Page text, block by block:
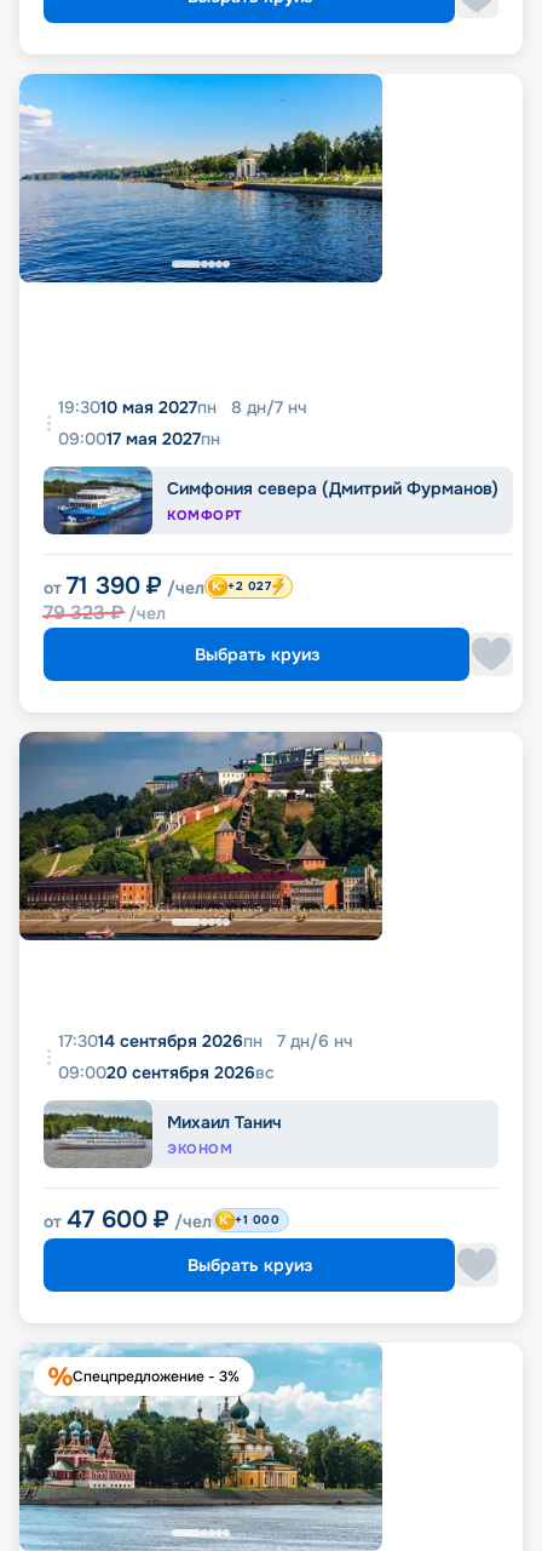
19:3010 мая 2027пн 8 дн/7 нч
09:0017 мая 2027пн
Симфония севера (Дмитрий Фурманов)
КОМФОРТ
от 71 390 ₽ /чел
79 323₽ /чел
+2 027
Выбрать круиз
17:3014 сентября 2026пн 7 дн/6 нч
09:0020 сентября 2026вс
Михаил Танич
ЭКОНОМ
от 47 600 ₽ /чел +1 000
Выбрать круиз
Спецпредложение - 3%